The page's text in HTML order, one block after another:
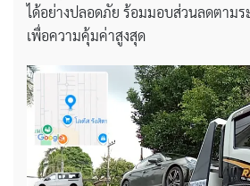
ได้อย่างปลอดภัย ร้อมมอบส่วนลดตามร
เพื่อความคุ้มค่าสูงสุด